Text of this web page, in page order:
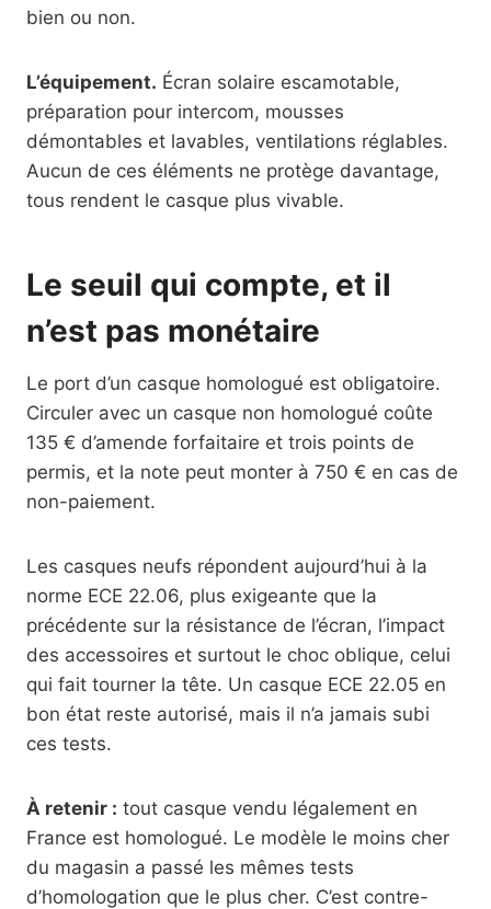
bien ou non.
L’équipement. Écran solaire escamotable,
préparation pour intercom, mousses
démontables et lavables, ventilations réglables.
Aucun de ces éléments ne protège davantage,
tous rendent le casque plus vivable.
Le seuil qui compte, et il
n’est pas monétaire
Le port d’un casque homologué est obligatoire.
Circuler avec un casque non homologué coûte
135 € d’amende forfaitaire et trois points de
permis, et la note peut monter à 750 € en cas de
non-paiement.
Les casques neufs répondent aujourd’hui à la
norme ECE 22.06, plus exigeante que la
précédente sur la résistance de l’écran, l’impact
des accessoires et surtout le choc oblique, celui
qui fait tourner la tête. Un casque ECE 22.05 en
bon état reste autorisé, mais il n’a jamais subi
ces tests.
À retenir : tout casque vendu légalement en
France est homologué. Le modèle le moins cher
du magasin a passé les mêmes tests
d’homologation que le plus cher. C’est contre-